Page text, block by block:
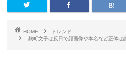
HOME
トレンド
麹町文子は反日で顔画像や本名など正体は